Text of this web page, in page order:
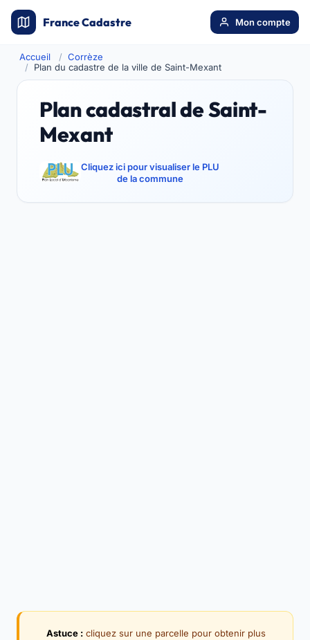
France Cadastre Mon compte
Accueil
Corrèze
Plan du cadastre de la ville de Saint-Mexant
Plan cadastral de Saint-
Mexant
Cliquez ici pour visualiser le PLU
de la commune
Astuce : cliquez sur une parcelle pour obtenir plus